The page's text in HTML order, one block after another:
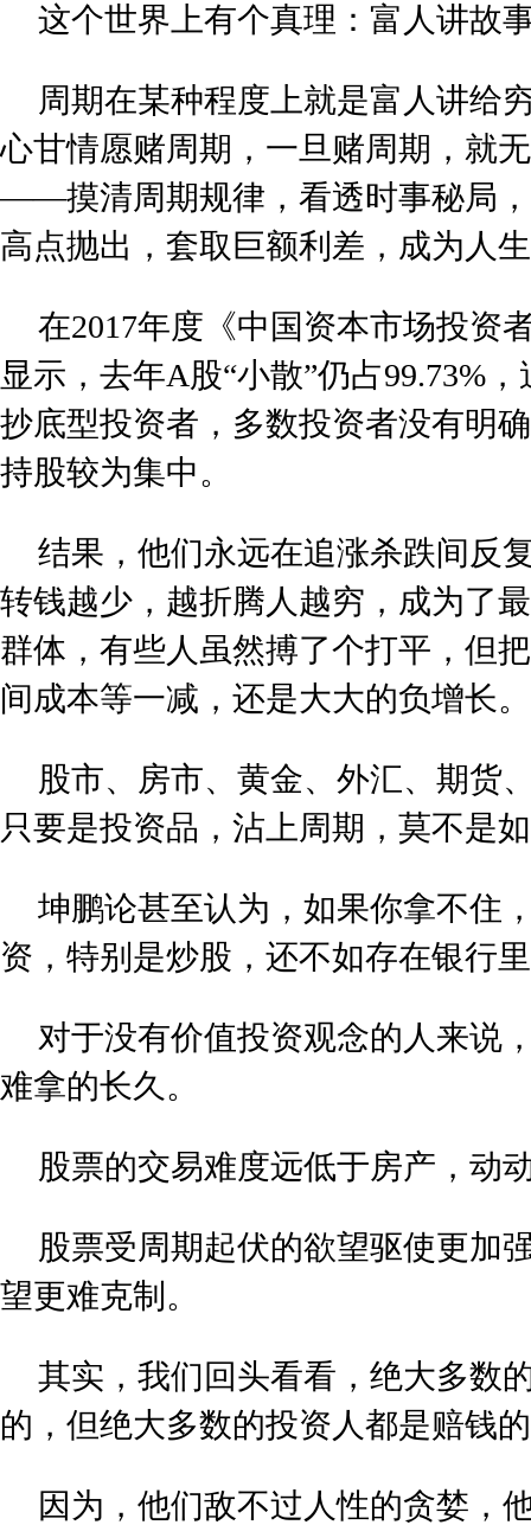
这个世界上有个真理：富人讲故
周期在某种程度上就是富人讲给
心甘情愿赌周期，一旦赌周期，就
——摸清周期规律，看透时事秘局
高点抛出，套取巨额利差，成为人
在2017年度《中国资本市场投资
显示，去年A股“小散”仍占99.73%
抄底型投资者，多数投资者没有明
持股较为集中。
结果，他们永远在追涨杀跌间反
转钱越少，越折腾人越穷，成为了
群体，有些人虽然搏了个打平，但
间成本等一减，还是大大的负增长。
股市、房市、黄金、外汇、期
只要是投资品，沾上周期，莫不是
坤鹏论甚至认为，如果你拿不住
资，特别是炒股，还不如存在银行
对于没有价值投资观念的人来说
难拿的长久。
股票的交易难度远低于房产，动
股票受周期起伏的欲望驱使更加
望更难克制。
其实，我们回头看看，绝大多数
的，但绝大多数的投资人都是赔钱
因为，他们敌不过人性的贪婪，